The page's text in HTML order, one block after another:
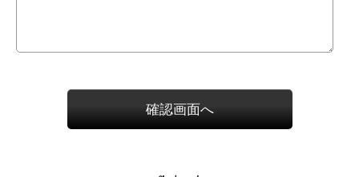
確認画面へ